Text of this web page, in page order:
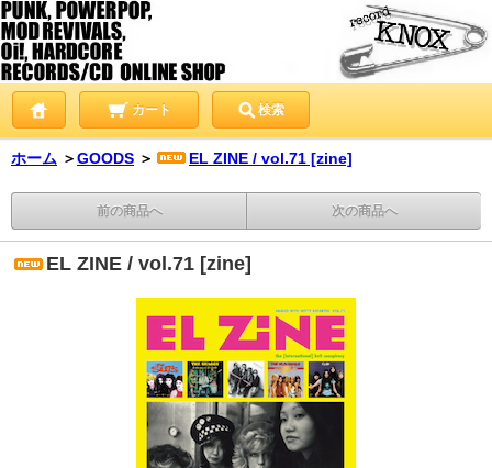
カート 検索
ホーム ＞GOODS ＞ EL ZINE / vol.71 [zine]
前の商品へ 次の商品へ
EL ZINE / vol.71 [zine]